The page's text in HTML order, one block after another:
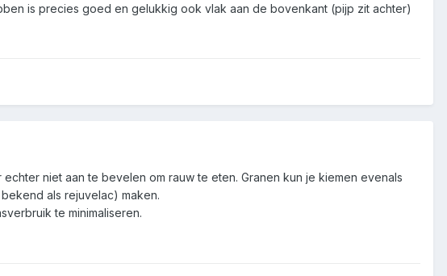
is precies goed en gelukkig ook vlak aan de bovenkant (pijp zit achter)
niet aan te bevelen om rauw te eten. Granen kun je kiemen evenals
als rejuvelac) maken.
te minimaliseren.